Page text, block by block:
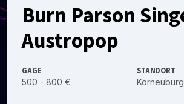
Burn Parson
Austropop
GAGE
500 - 800 €
STANDORT
Korneuburg